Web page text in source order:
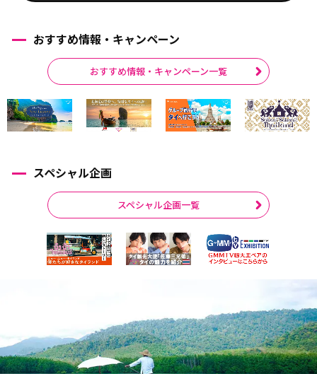
おすすめ情報・キャンペーン
おすすめ情報・キャンペーン一覧
スペシャル企画
スペシャル企画一覧